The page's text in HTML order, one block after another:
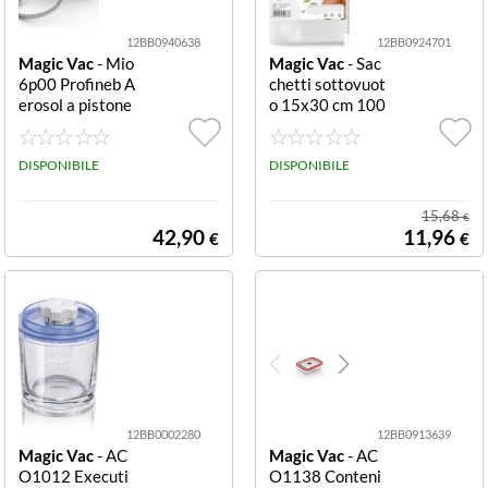
3,2 cm.
12BB0940638
Magic Vac- Mio
6p00 Profineb A
erosol a pistone
8 ml Aerosol Ma
gic Vac MIO6P0
0
DISPONIBILE
42,90 €
12BB0924701
Magic Vac- Sac
chetti sottovuot
o 15x30 cm 100
pezzi Bpa Free
ANP1103 SACC
HETTI SOTTOV
DISPONIBILE
15,68€
11,96 €
12BB0002280
Magic Vac- AC
O1012 Executi
12BB0913639
Magic Vac- AC
O1138 Conteni